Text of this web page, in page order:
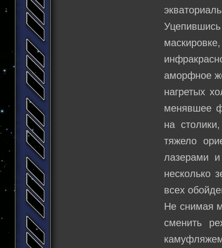
аморфное
нагретых
менявшее
на
тяжело
лазерами
несколько
всех
Не снимая
сменить